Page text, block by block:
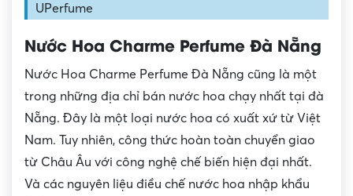
UPerfume
Nước Hoa Charme Perfume Đà Nẵng
Nước Hoa Charme Perfume Đà Nẵng cũng là một
trong những địa chỉ bán nước hoa chạy nhất tại đà
Nẵng. Đây là một loại nước hoa có xuất xứ từ Việt
Nam. Tuy nhiên, công thức hoàn toàn chuyển giao
từ Châu Âu với công nghệ chế biến hiện đại nhất.
Và các nguyên liệu điều chế nước hoa nhập khẩu